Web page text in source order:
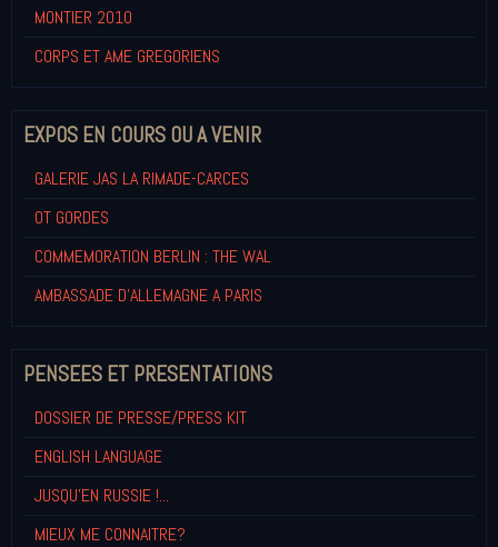
MONTIER 2010
CORPS ET AME GREGORIENS
EXPOS EN COURS OU A VENIR
GALERIE JAS LA RIMADE-CARCES
OT GORDES
COMMEMORATION BERLIN : THE WAL
AMBASSADE D'ALLEMAGNE A PARIS
PENSEES ET PRESENTATIONS
DOSSIER DE PRESSE/PRESS KIT
ENGLISH LANGUAGE
JUSQU'EN RUSSIE !...
MIEUX ME CONNAITRE?